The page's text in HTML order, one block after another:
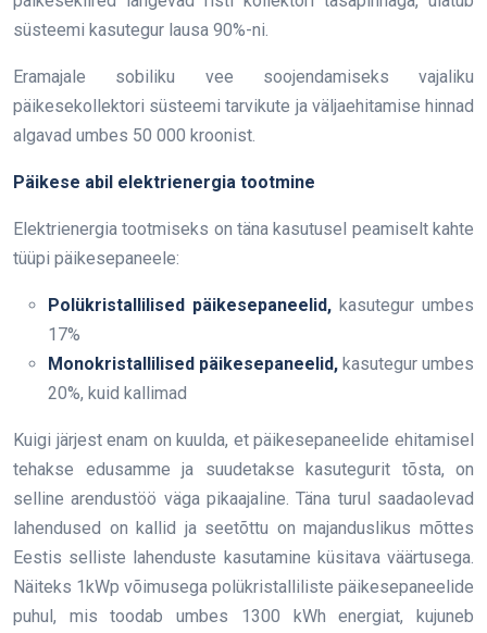
süsteemi kasutegur lausa 90%-ni.
Eramajale sobiliku vee soojendamiseks vajaliku
päikesekollektori süsteemi tarvikute ja väljaehitamise hinnad
algavad umbes 50 000 kroonist.
Päikese abil elektrienergia tootmine
Elektrienergia tootmiseks on täna kasutusel peamiselt kahte
tüüpi päikesepaneele:
Polükristallilised päikesepaneelid, kasutegur umbes
17%
Monokristallilised päikesepaneelid, kasutegur umbes
20%, kuid kallimad
Kuigi järjest enam on kuulda, et päikesepaneelide ehitamisel
tehakse edusamme ja suudetakse kasutegurit tõsta, on
selline arendustöö väga pikaajaline. Täna turul saadaolevad
lahendused on kallid ja seetõttu on majanduslikus mõttes
Eestis selliste lahenduste kasutamine küsitava väärtusega.
Näiteks 1kWp võimusega polükristalliliste päikesepaneelide
puhul, mis toodab umbes 1300 kWh energiat, kujuneb